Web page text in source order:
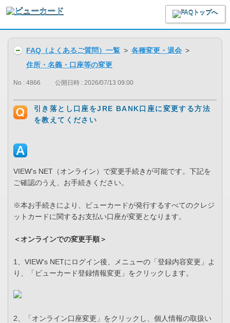
FAQ（よくあるご質問）一覧 > 各種変更・退会 >
住所・名義・口座等の変更
No : 4866 公開日時 : 2026/07/13 09:00
引き落とし口座をJRE BANK口座に変更する方法
を教えてください
VIEW's NET（オンライン）で変更手続きが可能です。下記を
ご確認のうえ、お手続きください。
※本お手続きにより、ビューカードが発行するすべてのクレジ
ットカードに関するお支払い口座が変更となります。
＜オンラインでの変更手順＞
1、VIEW's NETにログイン後、メニューの「登録内容変更」よ
り、「ビューカード登録情報変更」をクリックします。
2、「オンライン口座変更」をクリックし、個人情報の取扱い